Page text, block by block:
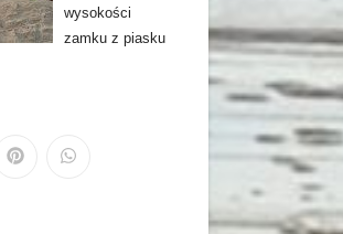
wysokości
zamku z piasku